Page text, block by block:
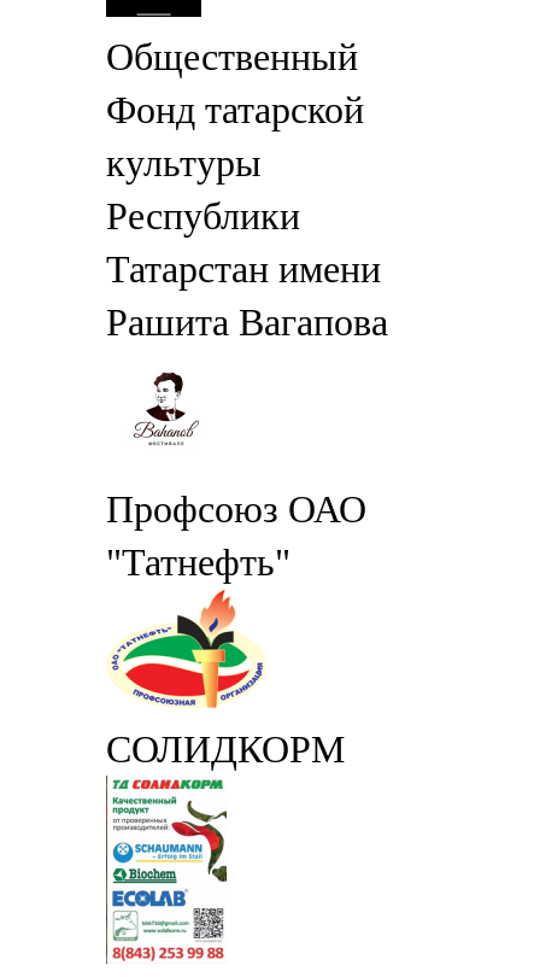
Общественный
Фонд татарской
культуры
Республики
Татарстан имени
Рашита Вагапова
Профсоюз ОАО
"Татнефть"
СОЛИДКОРМ